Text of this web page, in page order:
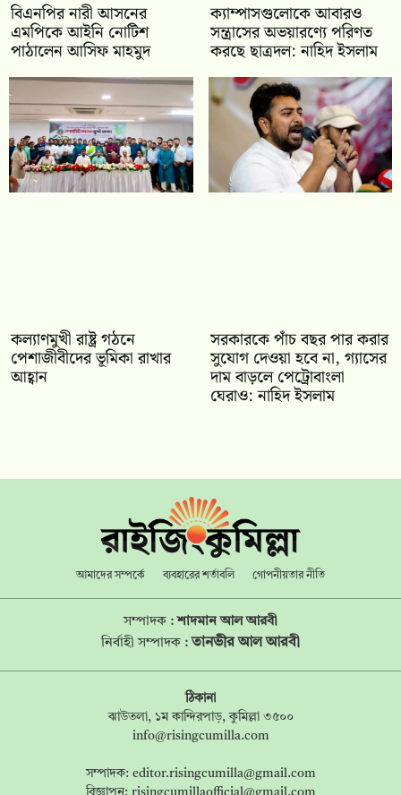
বিএনপির নারী আসনের
এমপিকে আইনি নোটিশ
পাঠালেন আসিফ মাহমুদ
ক্যাম্পাসগুলোকে আবারও
সন্ত্রাসের অভয়ারণ্যে পরিণত
করছে ছাত্রদল: নাহিদ ইসলাম
কল্যাণমুখী রাষ্ট্র গঠনে
পেশাজীবীদের ভূমিকা রাখার
আহ্বান
সরকারকে পাঁচ বছর পার করার
সুযোগ দেওয়া হবে না, গ্যাসের
দাম বাড়লে পেট্রোবাংলা
ঘেরাও: নাহিদ ইসলাম
আমাদের সম্পর্কে ব্যবহারের শর্তাবলি গোপনীয়তার নীতি
সম্পাদক :শাদমান আল আরবী
নির্বাহী সম্পাদক : তানভীর আল আরবী
ঠিকানা
ঝাউতলা, ১ম কান্দিরপাড়, কুমিল্লা ৩৫০০
info@risingcumilla.com
সম্পাদক: editor.risingcumilla@gmail.com